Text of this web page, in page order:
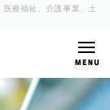
医療福祉、介護事業、土